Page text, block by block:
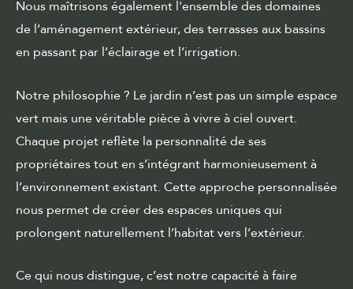
Nous maîtrisons également l'ensemble des domaines
de l’aménagement extérieur, des terrasses aux bassins
en passant par l’éclairage et l’irrigation.
Notre philosophie ? Le jardin n’est pas un simple espace
vert mais une véritable pièce à vivre à ciel ouvert.
Chaque projet reflète la personnalité de ses
propriétaires tout en s’intégrant harmonieusement à
l’environnement existant. Cette approche personnalisée
nous permet de créer des espaces uniques qui
prolongent naturellement l’habitat vers l’extérieur.
Ce qui nous distingue, c’est notre capacité à faire